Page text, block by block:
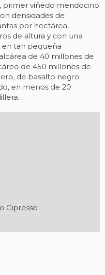
primer viñedo mendocino
densidades de
por hectárea,
de altura y con una
en tan pequeña
de 40 millones de
de 450 millones de
de basalto negro
en menos de 20
Cipresso